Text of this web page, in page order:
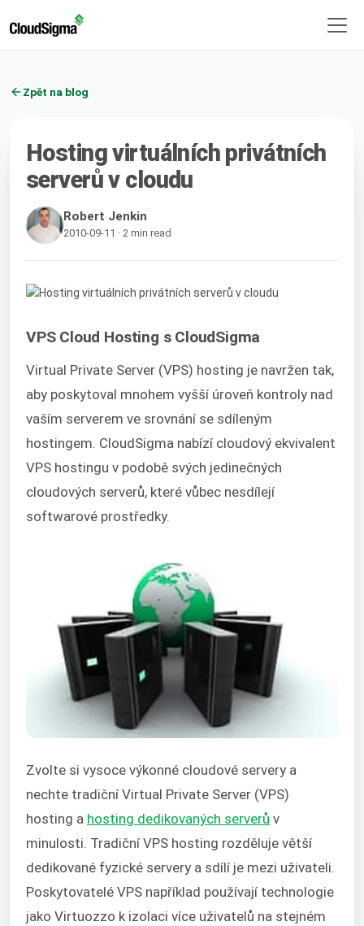
Zpět na blog
Hosting virtuálních privátních
serverů v cloudu
Robert Jenkin
2010-09-11 · 2 min read
VPS Cloud Hosting s CloudSigma
Virtual Private Server (VPS) hosting je navržen tak,
aby poskytoval mnohem vyšší úroveň kontroly nad
vaším serverem ve srovnání se sdíleným
hostingem. CloudSigma nabízí cloudový ekvivalent
VPS hostingu v podobě svých jedinečných
cloudových serverů, které vůbec nesdílejí
softwarové prostředky.
Zvolte si vysoce výkonné cloudové servery a
nechte tradiční Virtual Private Server (VPS)
hosting a hosting dedikovaných serverů v
minulosti. Tradiční VPS hosting rozděluje větší
dedikované fyzické servery a sdílí je mezi uživateli.
Poskytovatelé VPS například používají technologie
jako Virtuozzo k izolaci více uživatelů na stejném